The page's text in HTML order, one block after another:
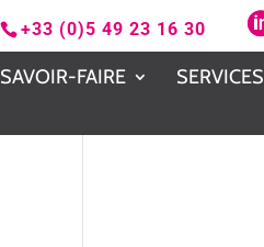
+33 (0)5 49 23 16 30
SAVOIR-FAIRE SERVICES